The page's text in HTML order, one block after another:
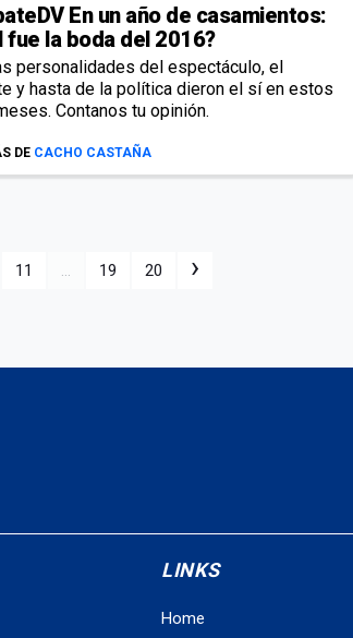
En un año de casamientos:
fue la boda del 2016?
personalidades del espectáculo, el
y hasta de la política dieron el sí en estos
Contanos tu opinión.
DE CACHO CASTAÑA
11 ... 19 20 ›
LINKS
Home